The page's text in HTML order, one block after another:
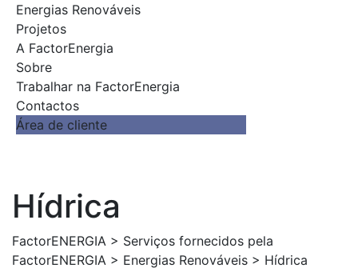
Energias Renováveis
Projetos
A FactorEnergia
Sobre
Trabalhar na FactorEnergia
Contactos
Área de cliente
Hídrica
FactorENERGIA > Serviços fornecidos pela
FactorENERGIA > Energias Renováveis > Hídrica